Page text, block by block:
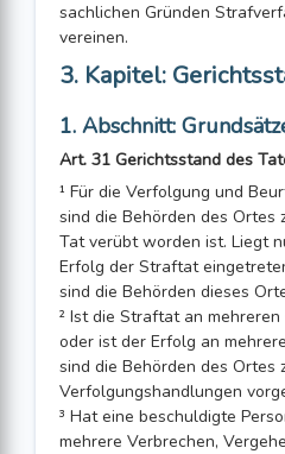
sachlichen Gründen
vereinen.
3. Kapitel:
1. Abschnitt:
Art. 31 Gerichtsstand des
¹ Für die Verfolgung und
sind die Behörden des Ortes
Tat verübt worden ist. Liegt
Erfolg der Straftat
sind die Behörden dieses
² Ist die Straftat an
oder ist der Erfolg an
sind die Behörden des Ortes
Verfolgungshandlungen
³ Hat eine beschuldigte
mehrere Verbrechen,